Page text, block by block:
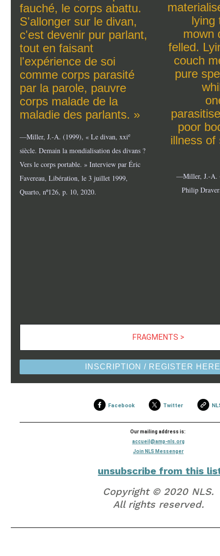
fauché, le corps abattu.
S'allonger sur le divan,
c'est devenir pur parlant,
tout en faisant
l'expérience de soi
comme corps parasité
par la parole, pauvre
corps malade de la
maladie des parlants. »
—Miller, J.-A. (1999), « Le divan, xxie
siècle. Demain la mondialisation des divans ?
Vers le corps portable. » Interview par Éric
Favereau, Libération, le 3 juillet 1999,
Quarto, nº126, p. 10, 2020.
lying
mown
felled.
couch
pure
poor
illness of
—Miller, J.-A.
Philip
FRAGMENTS >
INSCRIPTION / REGISTER
Facebook Twitter
Our mailing address is:
accueil@amp-nls.org
Join NLS Messenger
unsubscribe from this
Copyright © 2020 NLS.
All rights reserved.